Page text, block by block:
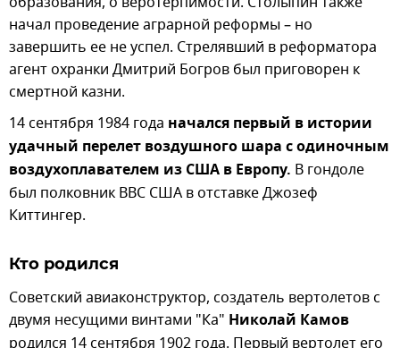
начал проведение аграрной реформы – но
завершить ее не успел. Стрелявший в реформатора
агент охранки Дмитрий Богров был приговорен к
смертной казни.
14 сентября 1984 года начался первый в истории
удачный перелет воздушного шара с одиночным
воздухоплавателем из США в Европу. В гондоле
был полковник ВВС США в отставке Джозеф
Киттингер.
Кто родился
Советский авиаконструктор, создатель вертолетов с
двумя несущими винтами "Ка" Николай Камов
родился 14 сентября 1902 года. Первый вертолет его